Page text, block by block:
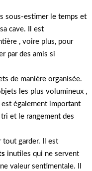
sous-estimer le temps et
cave. Il est
, voire plus, pour
par des amis si
de manière organisée.
les plus volumineux ,
également important
et le rangement des
tout garder. Il est
inutiles qui ne servent
valeur sentimentale. Il